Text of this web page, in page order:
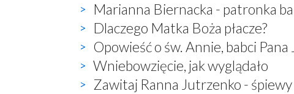
Marianna Biernacka - patronka
Dlaczego Matka Boża płacze?
Opowieść o św. Annie, babci Pana
Wniebowzięcie, jak wyglądało
Zawitaj Ranna Jutrzenko -